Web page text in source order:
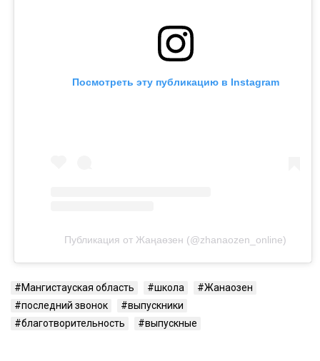
Посмотреть эту публикацию в Instagram
Публикация от Жаңаөзен (@zhanaozen_online)
Мангистауская область школа
Жанаозен
последний звонок
выпускники
благотворительность
выпускные